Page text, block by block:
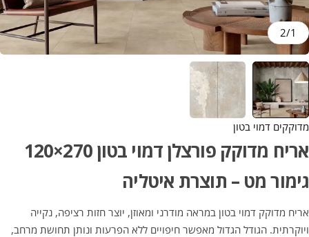
1
/
2
מדוקקים דמוי בטון
אריח מדוקק פורצלן דמוי בטון 270×120
גימור מט – תוצרת איטליה
אריח מדוקק דמוי בטון במראה מודרני ומאוזן, יוצר חזות רציפה, נקייה
ויוקרתית. הגודל הגדול מאפשר חיפויים ללא הפרעות ונותן תחושת מרחב,